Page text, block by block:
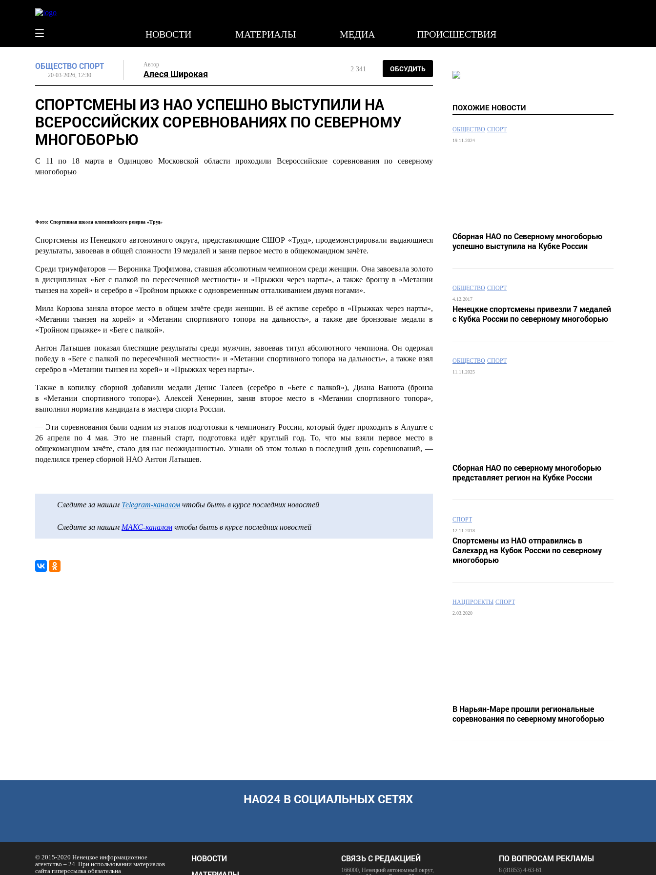
НОВОСТИ МАТЕРИАЛЫ МЕДИА ПРОИСШЕСТВИЯ
ОБЩЕСТВОСПОРТ
20-03-2026, 12:30
Автор
Алеся Широкая 2 341 ОБСУДИТЬ
СПОРТСМЕНЫ ИЗ НАО УСПЕШНО ВЫСТУПИЛИ НА
ВСЕРОССИЙСКИХ СОРЕВНОВАНИЯХ ПО СЕВЕРНОМУ
МНОГОБОРЬЮ
С 11 по 18 марта в Одинцово Московской области проходили Всероссийские соревнования по северному
многоборью
Фото: Спортивная школа олимпийского резерва «Труд»
Спортсмены из Ненецкого автономного округа, представляющие СШОР «Труд», продемонстрировали выдающиеся
результаты, завоевав в общей сложности 19 медалей и заняв первое место в общекомандном зачёте.
Среди триумфаторов — Вероника Трофимова, ставшая абсолютным чемпионом среди женщин. Она завоевала золото
в дисциплинах «Бег с палкой по пересеченной местности» и «Прыжки через нарты», а также бронзу в «Метании
тынзея на хорей» и серебро в «Тройном прыжке с одновременным отталкиванием двумя ногами».
Мила Корзова заняла второе место в общем зачёте среди женщин. В её активе серебро в «Прыжках через нарты»,
«Метании тынзея на хорей» и «Метании спортивного топора на дальность», а также две бронзовые медали в
«Тройном прыжке» и «Беге с палкой».
Антон Латышев показал блестящие результаты среди мужчин, завоевав титул абсолютного чемпиона. Он одержал
победу в «Беге с палкой по пересечённой местности» и «Метании спортивного топора на дальность», а также взял
серебро в «Метании тынзея на хорей» и «Прыжках через нарты».
Также в копилку сборной добавили медали Денис Талеев (серебро в «Беге с палкой»), Диана Ванюта (бронза
в «Метании спортивного топора»). Алексей Хенернин, заняв второе место в «Метании спортивного топора»,
выполнил норматив кандидата в мастера спорта России.
— Эти соревнования были одним из этапов подготовки к чемпионату России, который будет проходить в Алуште с
26 апреля по 4 мая. Это не главный старт, подготовка идёт круглый год. То, что мы взяли первое место в
общекомандном зачёте, стало для нас неожиданностью. Узнали об этом только в последний день соревнований, —
поделился тренер сборной НАО Антон Латышев.
Следите за нашим Telegram-каналом чтобы быть в курсе последних новостей
Следите за нашим МАКС-каналом чтобы быть в курсе последних новостей
ПОХОЖИЕ НОВОСТИ
ОБЩЕСТВО СПОРТ
19.11.2024
Сборная НАО по Северному многоборью
успешно выступила на Кубке России
ОБЩЕСТВО СПОРТ
4.12.2017
Ненецкие спортсмены привезли 7 медалей
с Кубка России по северному многоборью
ОБЩЕСТВО СПОРТ
11.11.2025
Сборная НАО по северному многоборью
представляет регион на Кубке России
СПОРТ
12.11.2018
Спортсмены из НАО отправились в
Салехард на Кубок России по северному
многоборью
НАЦПРОЕКТЫ СПОРТ
2.03.2020
В Нарьян-Маре прошли региональные
соревнования по северному многоборью
НАО24 В СОЦИАЛЬНЫХ СЕТЯХ
© 2015-2020 Ненецкое информационное
агентство – 24. При использовании материалов
сайта гиперссылка обязательна
НОВОСТИ
СВЯЗЬ С РЕДАКЦИЕЙ
166000, Ненецкий автономный округ,
ПО ВОПРОСАМ РЕКЛАМЫ
8 (81853) 4-63-61